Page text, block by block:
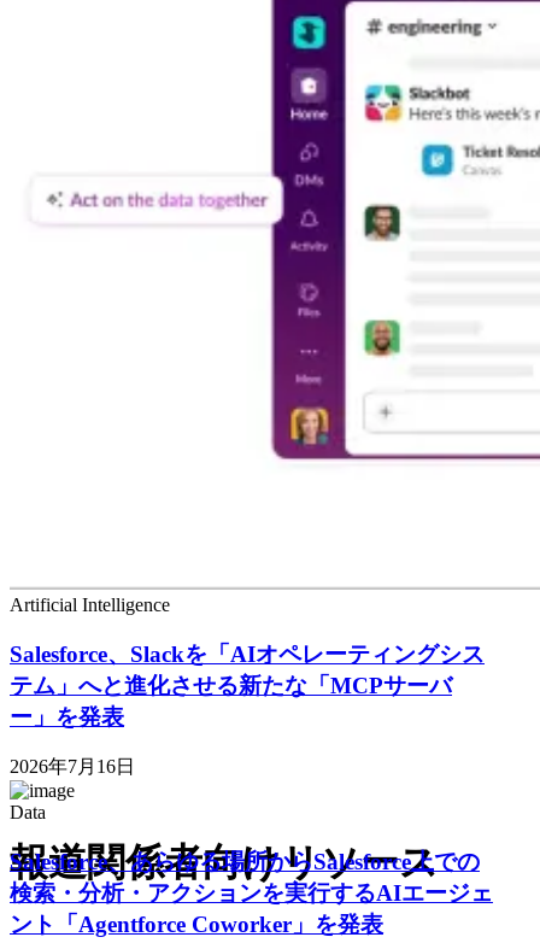
Artificial Intelligence
Salesforce、Slackを「AIオペレーティングシス
テム」へと進化させる新たな「MCPサーバ
ー」を発表
2026年7月16日
Data
Salesforce、あらゆる場所からSalesforce上での
検索・分析・アクションを実行するAIエージェ
ント「Agentforce Coworker」を発表
Agents
AI投資の「ROI 証明」に課題
報道関係者向けリソース